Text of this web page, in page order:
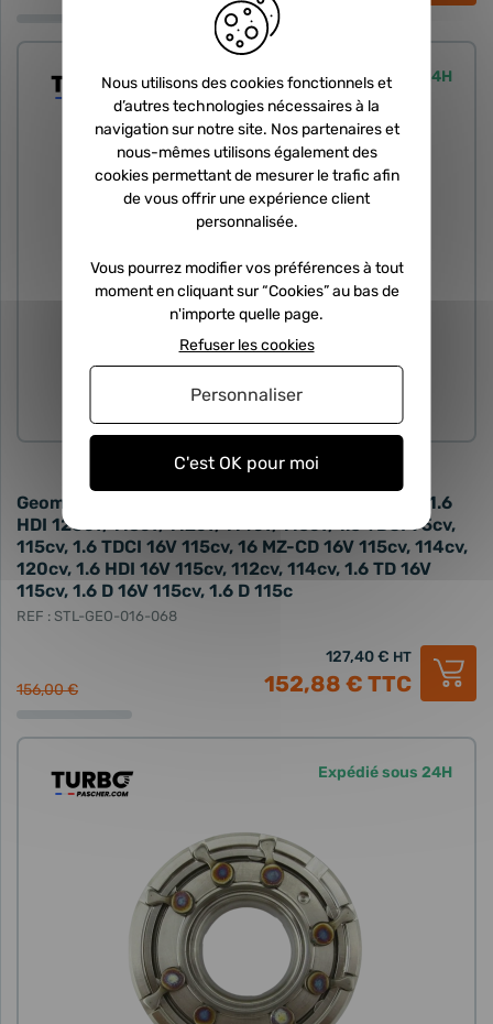
Expédié sous 24H
Geométrie variable neuve - 1.6 TDI 105cv, 115cv, 1.6
HDI 120cv, 115cv, 112cv, 114cv, 116cv, 1.6 TDCI 95cv,
115cv, 1.6 TDCI 16V 115cv, 16 MZ-CD 16V 115cv, 114cv,
120cv, 1.6 HDI 16V 115cv, 112cv, 114cv, 1.6 TD 16V
115cv, 1.6 D 16V 115cv, 1.6 D 115c
REF : STL-GEO-016-068
156,00 €
127,40 € HT
152,88 € TTC
Expédié sous 24H
Nous utilisons des cookies fonctionnels et
d’autres technologies nécessaires à la
navigation sur notre site. Nos partenaires et
nous-mêmes utilisons également des
cookies permettant de mesurer le trafic afin
de vous offrir une expérience client
personnalisée.
Vous pourrez modifier vos préférences à tout
moment en cliquant sur “Cookies” au bas de
n'importe quelle page.
C'est OK pour moi
Refuser les cookies
Personnaliser